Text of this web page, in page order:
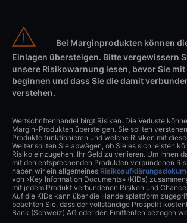
Bei Marginprodukten können
Einlagen übersteigen. Bitte vergewissern
unsere Risikowarnung lesen, bevor Sie mit
beginnen und dass Sie die damit
verstehen.
Wertschriftenhandel birgt Risiken. Die Verluste
Margin-Produkten übersteigen. Sie sollten
Produkte funktionieren und welche Risiken mit
Weiter sollten Sie abwägen, ob Sie es sich leisten
Risiko einzugehen, Ihr Geld zu verlieren. Um Ihnen
mit den entsprechenden Produkten verbundenen
haben wir ein allgemeines
von «Key Information Documents» (KIDs)
mit jedem Produkt verbundenen Risiken und
Auf die KIDs kann über die Handelsplattform
beachten Sie, dass der vollständige Prospekt
Bank (Schweiz) AG oder den Emittenten bezogen